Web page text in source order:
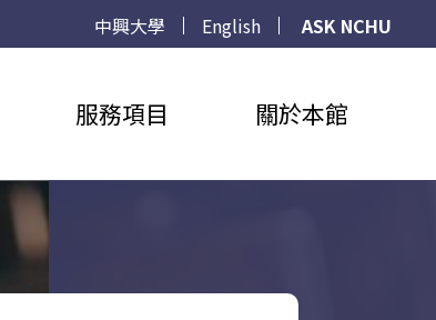
中興大學 English
ASK NCHU
服務項目 關於本館